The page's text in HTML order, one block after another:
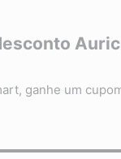
ganhe um